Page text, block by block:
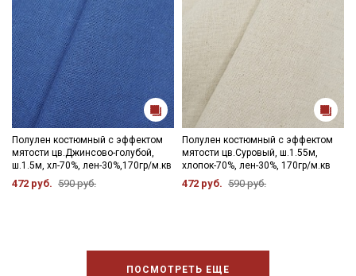
Полулен костюмный с эффектом
мятости цв.Джинсово-голубой,
ш.1.5м, хл-70%, лен-30%,170гр/м.кв
472 руб. 590 руб.
Полулен костюмный с эффектом
мятости цв.Суровый, ш.1.55м,
хлопок-70%, лен-30%, 170гр/м.кв
472 руб. 590 руб.
ПОСМОТРЕТЬ ЕЩЕ
промокоды и скидки до 30% на узкие
категории тканей
Электронная почта
Подписаться